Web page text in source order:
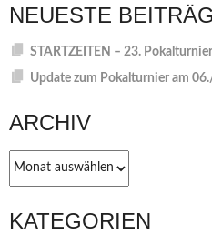
NEUESTE
STARTZEITEN – 23.
Update zum Pokalturnier am
ARCHIV
Archiv
KATEGORIEN